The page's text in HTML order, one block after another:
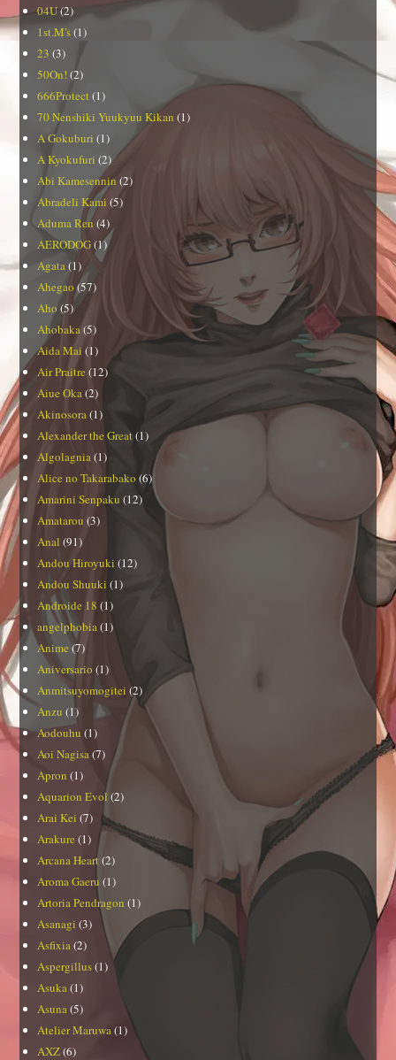
04U(2)
1st.M's(1)
23 (3)
50On! (2)
666Protect (1)
70 Nenshiki Yuukyuu Kikan (1)
A Gokuburi (1)
A Kyokufuri (2)
Abi Kamesennin(2)
Abradeli Kami (5)
Aduma Ren (4)
AERODOG(1)
Agata(1)
Ahegao (57)
Aho (5)
Ahobaka(5)
Aida Mai(1)
Air Praitre (12)
Aiue Oka(2)
Akinosora(1)
Alexander the Great(1)
Algolagnia(1)
Alice no Takarabako (6)
Amarini Senpaku (12)
Amatarou (3)
Anal (91)
Andou Hiroyuki (12)
Andou Shuuki (1)
Androide 18 (1)
angelphobia(1)
Anime (7)
Aniversario (1)
Anmitsuyomogitei (2)
Anzu (1)
Aodouhu (1)
Aoi Nagisa(7)
Apron (1)
Aquarion Evol (2)
Arai Kei (7)
Arakure (1)
Arcana Heart (2)
Aroma Gaeru (1)
Artoria Pendragon (1)
Asanagi (3)
Asfixia(2)
Aspergillus(1)
Asuka(1)
Asuna(5)
Atelier Maruwa(1)
AXZ(6)